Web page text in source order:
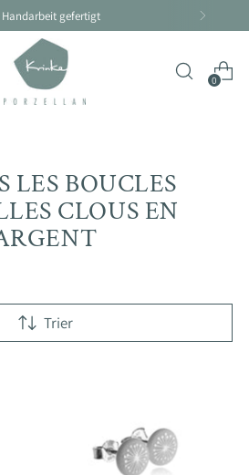
Handarbeit braucht seine Zeit - Lieferzeit 4-10 Tage
0
LES BOUCLES
CLOUS EN
Trier